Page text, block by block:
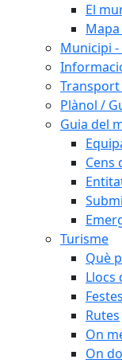
El
Municipi
Plànol /
Guia del
Cens
Turisme
Què
Llocs
Rutes
On
On